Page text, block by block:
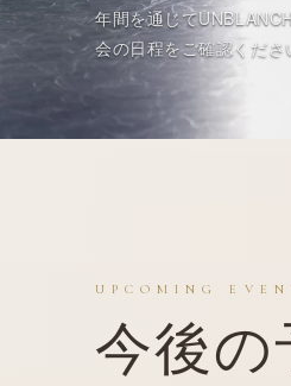
年間を通じて
会の日程をご確認くださ
UPCOMING
今後の